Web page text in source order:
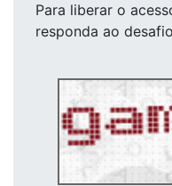
Para liberar o
responda ao